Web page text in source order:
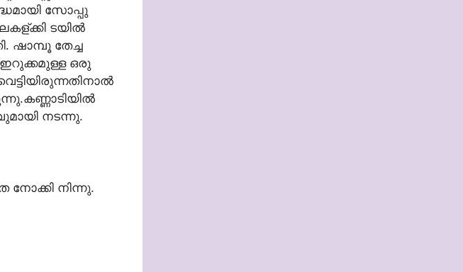
സോപ്പു
ടയില്‍
ഷാമ്പൂ തേച്ച
ഇറുക്കമുള്ള ഒരു
നടന്നു.
നോക്കി നിന്നു.